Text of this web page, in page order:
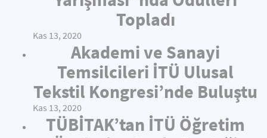
Topladı
Kas 13, 2020
Akademi ve Sanayi
Temsilcileri İTÜ Ulusal
Tekstil Kongresi’nde Buluştu
Kas 13, 2020
TÜBİTAK’tan İTÜ Öğretim